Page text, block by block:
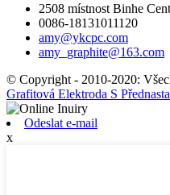
2508 místnost Binhe
0086-18131011120
amy@ykcpc.com
amy_graphite@163.com
© Copyright - 2010-2020:
Grafitová Elektroda S
Odeslat e-mail
x